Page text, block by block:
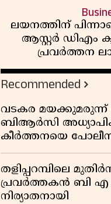
ലയനത്തിന്
ആസ്റ്റർ ഡിഎം
പ്രവർത്തന
വരുമാനത്തിലും
കുതിപ്പ്
Recommended
വടകര
ബിആർസി
കീർത്തനയെ
വിട്ടു
തളിപ്പറമ്പിലെ
പ്രവർത്തകൻ ബി എ
നിര്യാതനായി